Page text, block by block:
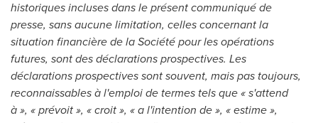
historiques incluses dans le présent communiqué de
presse, sans aucune limitation, celles concernant la
situation financière de la Société pour les opérations
futures, sont des déclarations prospectives. Les
déclarations prospectives sont souvent, mais pas toujours,
reconnaissables à l'emploi de termes tels que « s'attend
à », « prévoit », « croit », « a l'intention de », « estime »,